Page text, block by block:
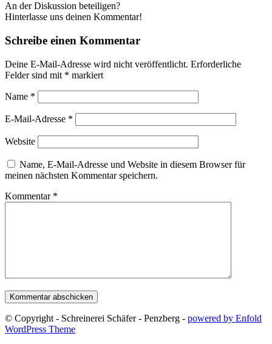
An der Diskussion beteiligen?
Hinterlasse uns deinen Kommentar!
Schreibe einen Kommentar
Deine E-Mail-Adresse wird nicht veröffentlicht. Erforderliche
Felder sind mit * markiert
Name *
E-Mail-Adresse *
Website
Name, E-Mail-Adresse und Website in diesem Browser für
meinen nächsten Kommentar speichern.
Kommentar *
© Copyright - Schreinerei Schäfer - Penzberg - powered by Enfold
WordPress Theme